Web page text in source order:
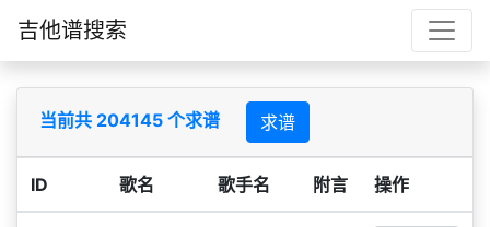
吉他谱搜索
当前共 204145 个求谱 求谱
ID 歌名 歌手名 附言 操作